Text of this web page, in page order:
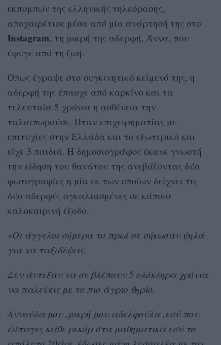
εκπομπών της ελληνικής τηλεόρασης,
αποχαιρέτισε μέσα από μία ανάρτησή της στο
Instagram, τη μικρή της αδερφή, Άννα, που
έφυγε από τη ζωή.
Όπως έγραψε στο συγκινητικό κείμενό της, η
αδερφή της έπασχε από καρκίνο και τα
τελευταία 5 χρόνια η ασθένεια την
ταλαιπωρούσε. Ήταν επιχειρηματίας με
επιτυχίες στην Ελλάδα και το εξωτερικό και
είχε 3 παιδιά. Η δημοσιογράφος έκανε γνωστή
την είδηση του θανάτου της ανεβάζοντας δύο
φωτογραφίες η μία εκ των οποίων δείχνει τις
δύο αδερφές αγκαλιασμένες σε κάποια
καλοκαιρινή έξοδο.
«Οι άγγελοι σήμερα το πρωί σε σήκωσαν ψηλά
για να ταξιδέψεις.
Δεν άντεξαν να σε βλέπουν 5 ολόκληρα χρόνια
να παλεύεις με το πιο άγριο θηρίο.
Αννούλα μου ,μικρή μου αδελφούλα ,εσύ που
έσπαγες κάθε ρεκόρ στα μαθηματικά εσύ το